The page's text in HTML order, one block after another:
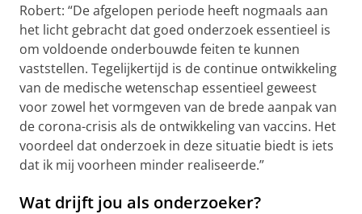
Robert: “De afgelopen periode heeft nogmaals aan
het licht gebracht dat goed onderzoek essentieel is
om voldoende onderbouwde feiten te kunnen
vaststellen. Tegelijkertijd is de continue ontwikkeling
van de medische wetenschap essentieel geweest
voor zowel het vormgeven van de brede aanpak van
de corona-crisis als de ontwikkeling van vaccins. Het
voordeel dat onderzoek in deze situatie biedt is iets
dat ik mij voorheen minder realiseerde.”
Wat drijft jou als onderzoeker?